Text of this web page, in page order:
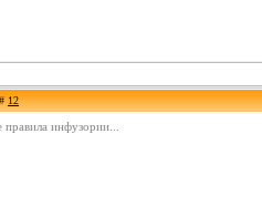
#12
инфузории...